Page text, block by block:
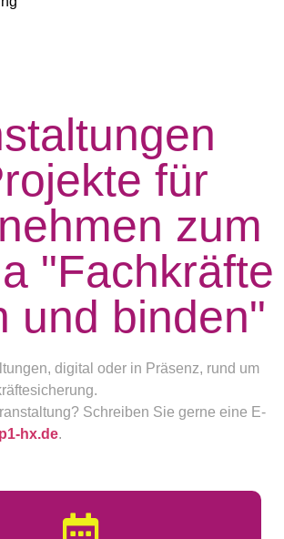
für
zum
"Fachkräfte
und binden"
digital oder in Präsenz, rund um
Schreiben Sie gerne eine E-
hx.de.